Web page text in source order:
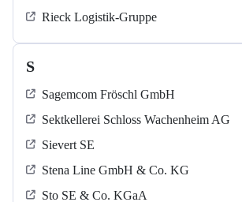
Rieck Logistik-Gruppe
S
Sagemcom Fröschl GmbH
Sektkellerei Schloss Wachenheim AG
Sievert SE
Stena Line GmbH & Co. KG
Sto SE & Co. KGaA